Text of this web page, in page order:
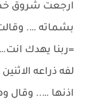
ارجعت شروق
بشماته ….
=ربنا يهدك
لفه ذراعه
اذنها ….. وقال